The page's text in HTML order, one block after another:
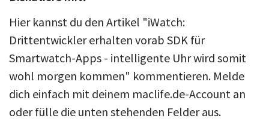
Hier kannst du den Artikel "iWatch:
Drittentwickler erhalten vorab SDK für
Smartwatch-Apps - intelligente Uhr wird somit
wohl morgen kommen" kommentieren. Melde
dich einfach mit deinem maclife.de-Account an
oder fülle die unten stehenden Felder aus.